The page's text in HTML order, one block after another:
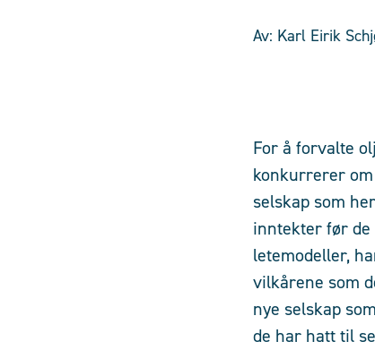
Av: Karl Eirik
For å forvalte
konkurrerer
selskap som
inntekter før de
letemodeller,
vilkårene som
nye selskap
de har hatt til